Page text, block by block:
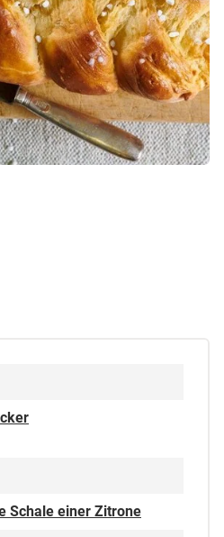
Schale einer Zitrone